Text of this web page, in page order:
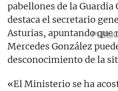
pabellones de la
destaca el secretario
Asturias, apuntando que
Mercedes González
desconocimiento de la
«El Ministerio se ha